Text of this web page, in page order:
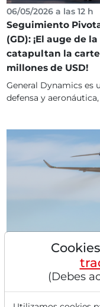
06/05/2026 a las 12 h
Seguimiento
(GD): ¡El auge de
catapultan la
millones de USD!
General Dynamics es
defensa y
05/05/2026 a las 14 h
General
Turbo impulsan
Impresionante
defensa supera las
(Debes